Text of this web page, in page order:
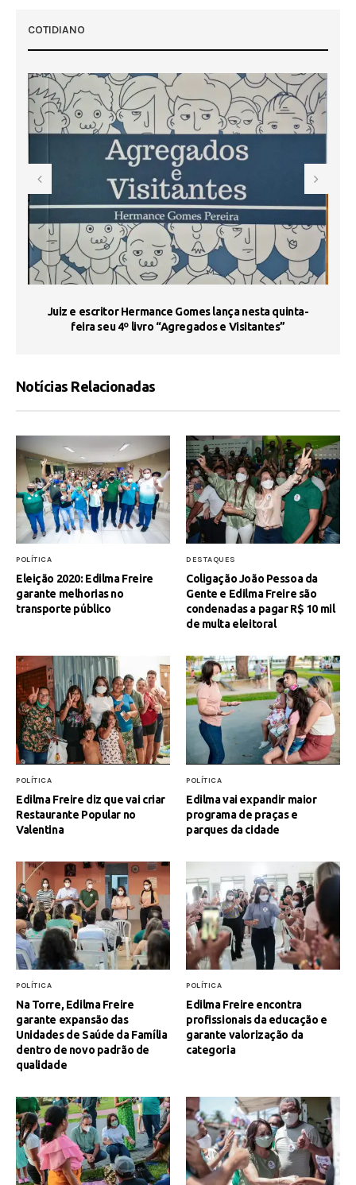
COTIDIANO
Juiz e escritor Hermance Gomes lança nesta quinta-
feira seu 4º livro “Agregados e Visitantes”
Notícias Relacionadas
POLÍTICA
Eleição 2020: Edilma Freire
garante melhorias no
transporte público
DESTAQUES
Coligação João Pessoa da
Gente e Edilma Freire são
condenadas a pagar R$ 10 mil
de multa eleitoral
POLÍTICA
Edilma Freire diz que vai criar
Restaurante Popular no
Valentina
POLÍTICA
Edilma vai expandir maior
programa de praças e
parques da cidade
POLÍTICA
Na Torre, Edilma Freire
garante expansão das
Unidades de Saúde da Família
dentro de novo padrão de
qualidade
POLÍTICA
Edilma Freire encontra
profissionais da educação e
garante valorização da
categoria